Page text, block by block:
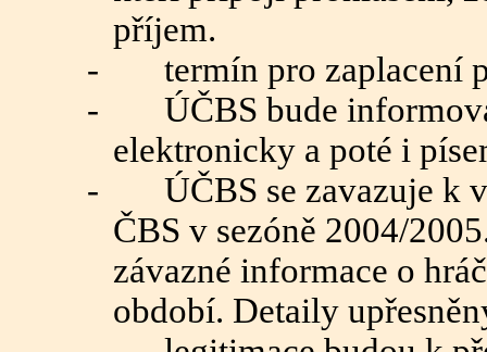
příjem.
-
termín pro zaplacení
-
ÚČBS bude
elektronicky a poté i
-
ÚČBS se zavazuje k
ČBS v sezóně 2004/
závazné informace o
období. Detaily